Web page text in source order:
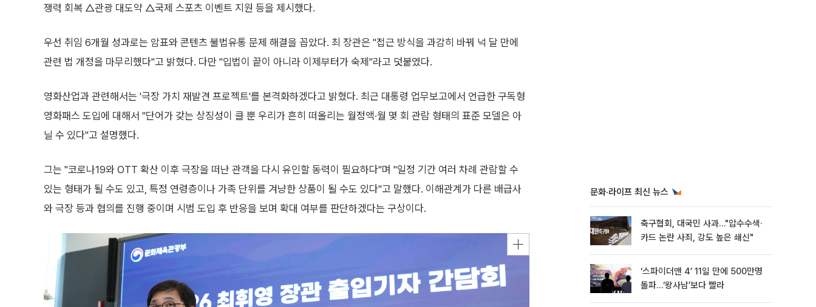
쟁력 회복 △관광 대도약 △국제 스포츠 이벤트 지원 등을 제시했다.
우선 취임 6개월 성과로는 암표와 콘텐츠 불법유통 문제 해결을 꼽았다. 최 장관은 "접근 방식을 과감히 바꿔 넉 달 만에
관련 법 개정을 마무리했다"고 밝혔다. 다만 "입법이 끝이 아니라 이제부터가 숙제"라고 덧붙였다.
영화산업과 관련해서는 '극장 가치 재발견 프로젝트'를 본격화하겠다고 밝혔다. 최근 대통령 업무보고에서 언급한 구독형
영화패스 도입에 대해서 "단어가 갖는 상징성이 클 뿐 우리가 흔히 떠올리는 월정액·월 몇 회 관람 형태의 표준 모델은 아
닐 수 있다"고 설명했다.
그는 "코로나19와 OTT 확산 이후 극장을 떠난 관객을 다시 유인할 동력이 필요하다"며 "일정 기간 여러 차례 관람할 수
있는 형태가 될 수도 있고, 특정 연령층이나 가족 단위를 겨냥한 상품이 될 수도 있다"고 말했다. 이해관계가 다른 배급사
와 극장 등과 협의를 진행 중이며 시범 도입 후 반응을 보며 확대 여부를 판단하겠다는 구상이다.
문화·라이프 최신 뉴스
축구협회, 대국민 사과…"압수수색·
카드 논란 사죄, 강도 높은 쇄신"
‘스파이더맨 4’ 11일 만에 500만명
돌파…‘왕사남’보다 빨라